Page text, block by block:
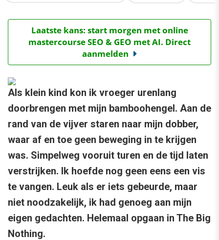
Laatste kans: start morgen met online
mastercourse SEO & GEO met AI. Direct
aanmelden
Als klein kind kon ik vroeger urenlang
doorbrengen met mijn bamboohengel. Aan de
rand van de vijver staren naar mijn dobber,
waar af en toe geen beweging in te krijgen
was. Simpelweg vooruit turen en de tijd laten
verstrijken. Ik hoefde nog geen eens een vis
te vangen. Leuk als er iets gebeurde, maar
niet noodzakelijk, ik had genoeg aan mijn
eigen gedachten. Helemaal opgaan in The Big
Nothing.